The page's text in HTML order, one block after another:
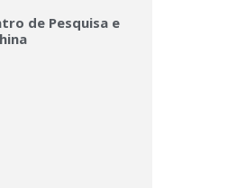
de Pesquisa e